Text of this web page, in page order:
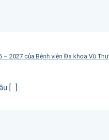
2027 của Bệnh viện Đa khoa Vũ Thư
[...]